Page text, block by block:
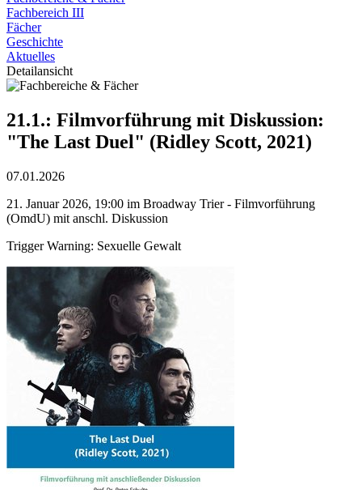
Fachbereich III
Fächer
Geschichte
Aktuelles
Detailansicht
21.1.: Filmvorführung mit Diskussion:
"The Last Duel" (Ridley Scott, 2021)
07.01.2026
21. Januar 2026, 19:00 im Broadway Trier - Filmvorführung
(OmdU) mit anschl. Diskussion
Trigger Warning: Sexuelle Gewalt